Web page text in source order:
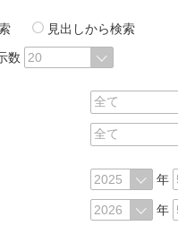
見出しから検索
数
年
年